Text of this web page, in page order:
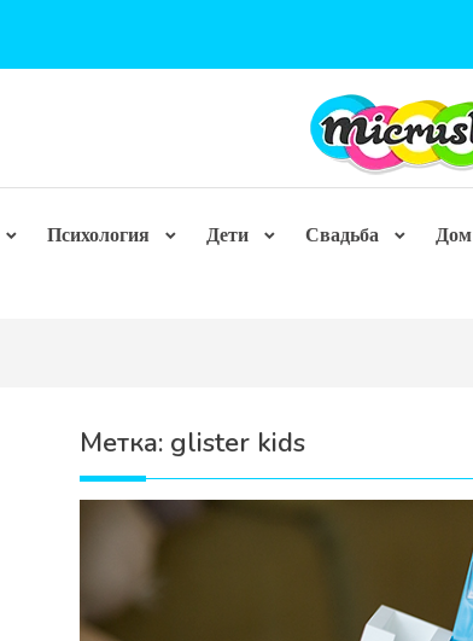
Психология Дети Свадьба Дом
Метка: glister kids